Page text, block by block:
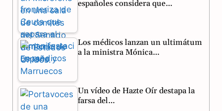
españoles considera que…
Los médicos lanzan un ultimátum
a la ministra Mónica…
Un vídeo de Hazte Oír destapa la
farsa del…